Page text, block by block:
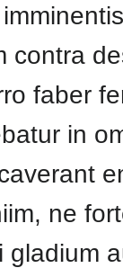
contra
faber
in
ne
gladium